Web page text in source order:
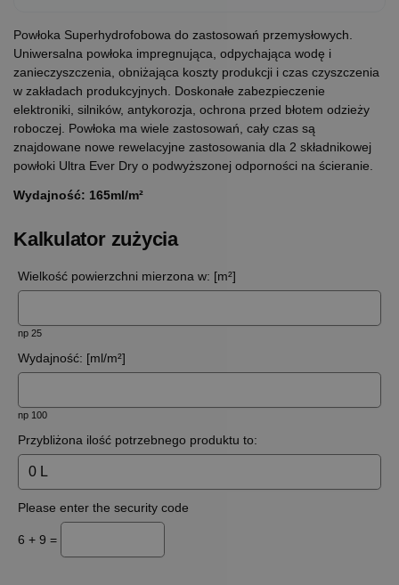
Powłoka Superhydrofobowa do zastosowań przemysłowych.
Uniwersalna powłoka impregnująca, odpychająca wodę i
zanieczyszczenia, obniżająca koszty produkcji i czas czyszczenia
w zakładach produkcyjnych. Doskonałe zabezpieczenie
elektroniki, silników, antykorozja, ochrona przed błotem odzieży
roboczej. Powłoka ma wiele zastosowań, cały czas są
znajdowane nowe rewelacyjne zastosowania dla 2 składnikowej
powłoki Ultra Ever Dry o podwyższonej odporności na ścieranie.
Wydajność: 165ml/m²
Kalkulator zużycia
Wielkość powierzchni mierzona w: [m²]
np 25
Wydajność: [ml/m²]
np 100
Przybliżona ilość potrzebnego produktu to:
Please enter the security code
6 + 9 =